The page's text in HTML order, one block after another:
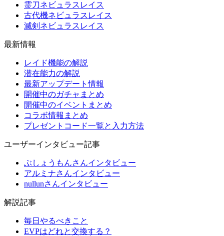
霊刀ネビュラスレイス
古代機ネビュラスレイス
滅剣ネビュラスレイス
最新情報
レイド機能の解説
潜在能力の解説
最新アップデート情報
開催中のガチャまとめ
開催中のイベントまとめ
コラボ情報まとめ
プレゼントコード一覧と入力方法
ユーザーインタビュー記事
ぶしょうもんさんインタビュー
アルミナさんインタビュー
nullunさんインタビュー
解説記事
毎日やるべきこと
EVPはどれと交換する？